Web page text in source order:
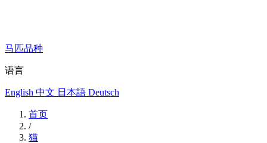
马匹品种
语言
English 中文 日本語 Deutsch
首页
/
猫